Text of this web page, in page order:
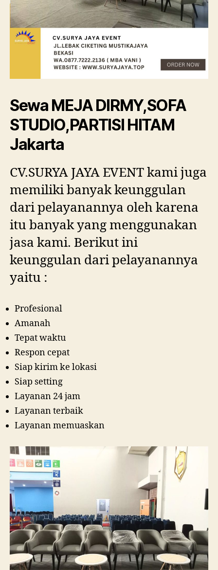
Sewa MEJA DIRMY,SOFA
STUDIO,PARTISI HITAM
Jakarta
CV.SURYA JAYA EVENT kami juga
memiliki banyak keunggulan
dari pelayanannya oleh karena
itu banyak yang menggunakan
jasa kami. Berikut ini
keunggulan dari pelayanannya
yaitu :
Profesional
Amanah
Tepat waktu
Respon cepat
Siap kirim ke lokasi
Siap setting
Layanan 24 jam
Layanan terbaik
Layanan memuaskan